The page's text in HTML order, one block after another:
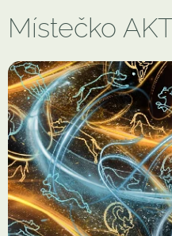
Místečko